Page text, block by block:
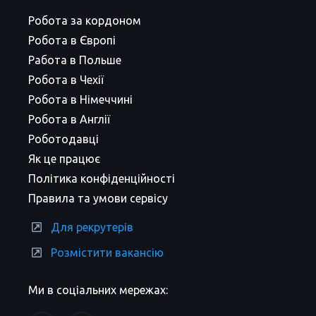
Ми в соціальних мережах:
Робота за кордоном
Робота в Європі
Работа в Польше
Робота в Чехії
Робота в Німеччині
Робота в Англії
Роботодавці
Як це працює
Політика конфіденційності
Правила та умови сервісу
Для рекрутерів
Розмістити вакансію